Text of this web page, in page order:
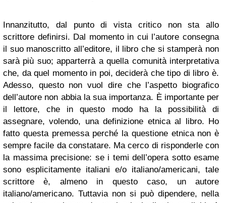
Innanzitutto, dal punto di vista critico non sta allo
scrittore definirsi. Dal momento in cui l’autore consegna
il suo manoscritto all’editore, il libro che si stamperà non
sarà più suo; apparterrà a quella comunità interpretativa
che, da quel momento in poi, deciderà che tipo di libro è.
Adesso, questo non vuol dire che l’aspetto biografico
dell’autore non abbia la sua importanza. È importante per
il lettore, che in questo modo ha la possibilità di
assegnare, volendo, una definizione etnica al libro. Ho
fatto questa premessa perché la questione etnica non è
sempre facile da constatare. Ma cerco di risponderle con
la massima precisione: se i temi dell’opera sotto esame
sono esplicitamente italiani e/o italiano/americani, tale
scrittore è, almeno in questo caso, un autore
italiano/americano. Tuttavia non si può dipendere, nella